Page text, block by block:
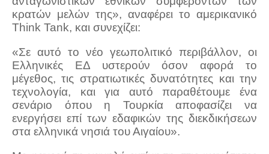
κρατών μελών της», αναφέρει το αμερικανικό
Think Tank, και συνεχίζει:
«Σε αυτό το νέο γεωπολιτικό περιβάλλον, οι
Ελληνικές ΕΔ υστερούν όσον αφορά το
μέγεθος, τις στρατιωτικές δυνατότητες και την
τεχνολογία, και για αυτό παραθέτουμε ένα
σενάριο όπου η Τουρκία αποφασίζει να
ενεργήσει επί των εδαφικών της διεκδικήσεων
στα ελληνικά νησιά του Αιγαίου».